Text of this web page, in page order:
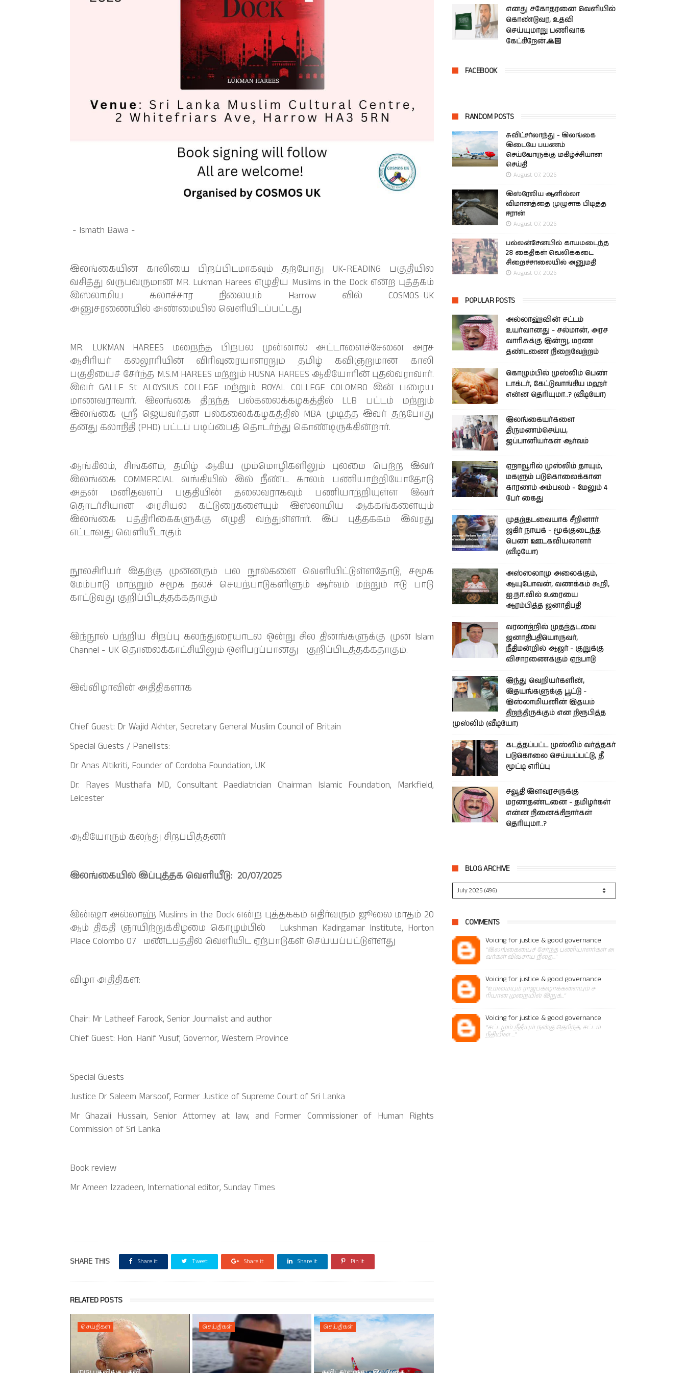
- Ismath Bawa -
இலங்கையின் காலியை பிறப்பிடமாகவும் தற்போது UK-READING பகுதியில்
வசித்து வருபவருமான MR. Lukman Harees எழுதிய Muslims in the Dock என்ற புத்தகம்
இஸ்லாமிய கலாச்சார நிலையம் Harrow வில் COSMOS-UK
அனுசரணையில் அண்மையில் வெளியிடப்பட்டது
MR. LUKMAN HAREES மறைந்த பிறபல முன்னால் அட்டாளைச்சேனை அரச
ஆசிரியர் கல்லூரியின் விரிவுரையாளரறும் தமிழ் கவிஞறுமான காலி
பகுதியைச் சேர்ந்த M.S.M HAREES மற்றும் HUSNA HAREES ஆகியோரின் புதல்வராவார்.
இவர் GALLE St ALOYSIUS COLLEGE மற்றும் ROYAL COLLEGE COLOMBO இன் பழைய
மாணவராவார். இலங்கை திறந்த பல்கலைக்கழகத்தில் LLB பட்டம் மற்றும்
இலங்கை ஸ்ரீ ஜெயவர்தன பல்கலைக்கழகத்தில் MBA முடித்த இவர் தற்போது
தனது கலாநிதி (PHD) பட்டப் படிப்பைத் தொடர்ந்து கொண்டிருக்கின்றார்.
ஆங்கிலம், சிங்களம், தமிழ் ஆகிய மும்மொழிகளிலும் புலமை பெற்ற இவர்
இலங்கை COMMERCIAL வங்கியில் இல் நீண்ட காலம் பணியாற்றியோதோடு
அதன் மனிதவளப் பகுதியின் தலைவராகவும் பணியாற்றியுள்ள இவர்
தொடர்சியான அரசியல் கட்டுரைகளையும் இஸ்லாமிய ஆக்கங்களையும்
இலங்கை பத்திரிகைகளுக்கு எழுதி வந்துள்ளார். இப் புத்தககம் இவரது
எட்டாவது வெளியீடாகும்
நூலசிரியர் இதற்கு முன்னரும் பல நூல்களை வெளியிட்டுள்ளதோடு, சமூக
மேம்பாடு மாற்றும் சமூக நலச் செயற்பாடுகளிளும் ஆர்வம் மற்றும் ஈடு பாடு
காட்டுவது குறிப்பிடத்தக்கதாகும்
இந்நூல் பற்றிய சிறப்பு கலந்துரையாடல் ஒன்று சில தினங்களுக்கு முன் Islam
Channel - UK தொலைக்காட்சியிலும் ஒளிபரப்பானது குறிப்பிடத்தக்கதாகும்.
இவ்விழாவின் அதிதிகளாக
Chief Guest: Dr Wajid Akhter, Secretary General Muslim Council of Britain
Special Guests / Panellists:
Dr Anas Altikriti, Founder of Cordoba Foundation, UK
Dr. Rayes Musthafa MD, Consultant Paediatrician Chairman Islamic Foundation, Markfield,
Leicester
ஆகியோரும் கலந்து சிறப்பித்தனர்
இலங்கையில் இப்புத்தக வெளியீடு: 20/07/2025
இன்ஷா அல்லாஹ் Muslims in the Dock என்ற புத்தககம் எதிர்வரும் ஜூலை மாதம் 20
ஆம் திகதி ஞாயிற்றுக்கிழமை கொழும்பில் Lukshman Kadirgamar Institute, Horton
Place Colombo 07 மண்டபத்தில் வெளியிட ஏற்பாடுகள் செய்யப்பட்டுள்ளது
விழா அதிதிகள்:
Chair: Mr Latheef Farook, Senior Journalist and author
Chief Guest: Hon. Hanif Yusuf, Governor, Western Province
Special Guests
Justice Dr Saleem Marsoof, Former Justice of Supreme Court of Sri Lanka
Mr Ghazali Hussain, Senior Attorney at law, and Former Commissioner of Human Rights
Commission of Sri Lanka
Book review
Mr Ameen Izzadeen, International editor, Sunday Times
SHARE THIS Share it Tweet Share it Share it Pin it
RELATED POSTS
செய்திகள் செய்திகள் செய்திகள்
எனது சகோதரனை வெளியில்
கொண்டுவர, உதவி
செய்யுமாறு பணிவாக
கேட்கிறேன்.🙏🏻
FACEBOOK
RANDOM POSTS
சுவிட்சர்லாந்து - இலங்கை
இடையே பயணம்
செய்வோருக்கு மகிழ்ச்சியான
செய்தி
August 07, 2026
இஸ்ரேலிய ஆளில்லா
விமானத்தை முழுசாக பிடித்த
ஈரான்
August 07, 2026
பல்லன்சேனயில் காயமடைந்த
28 கைதிகள் வெலிக்கடை
சிறைச்சாலையில் அனுமதி
August 07, 2026
POPULAR POSTS
அல்லாஹ்வின் சட்டம்
உயர்வானது - சல்மான், அரச
வாரிசுக்கு இன்று, மரண
தண்டணை நிறைவேற்றம்
கொழும்பில் முஸ்லிம் பெண்
டாக்டர், கேட்டுவாங்கிய மஹர்
என்ன தெரியுமா..? (வீடியோ)
இலங்கையர்களை
திருமணம்செய்ய,
ஜப்பானியர்கள் ஆர்வம்
ஏறாவூரில் முஸ்லிம் தாயும்,
மகளும் படுகொலைக்கான
காரணம் அம்பலம் - மேலும் 4
பேர் கைது
முதற்தடவையாக சீறினார்
ஜகிர் நாயக் - மூக்குடைந்த
பெண் ஊடகவியலாளர்
(வீடியோ)
அஸ்ஸலாமு அலைக்கும்,
ஆயுபோவன், வணக்கம் கூறி,
ஐ.நா.வில் உரையை
ஆரம்பித்த ஜனாதிபதி
வரலாற்றில் முதற்தடவை
ஜனாதிபதியொருவர்,
நீதிமன்றில் ஆஜர் - குறுக்கு
விசாரணைக்கும் ஏற்பாடு
இந்து வெறியர்களின்,
இதயங்களுக்கு பூட்டு -
இஸ்லாமியனின் இதயம்
திறந்திருக்கும் என நிரூபித்த
முஸ்லிம் (வீடியோ)
கடத்தப்பட்ட முஸ்லிம் வர்த்தகர்
படுகொலை செய்யப்பட்டு, தீ
மூட்டி எரிப்பு
சவூதி இளவரசருக்கு
மரணதண்டனை - தமிழர்கள்
என்ன நினைக்கிறார்கள்
தெரியுமா..?
BLOG ARCHIVE
COMMENTS
Voicing for justice & good governance
"இலங்கையைச் சேர்ந்த பணியாளர்கள் அ
வர்கள் விவசாய நிலத..."
Voicing for justice & good governance
"உம்மையும் ராஜபக்‌ஷாக்களையும் ச
ரியான முறையில் இறுக்..."
Voicing for justice & good governance
"சட்டமும் நீதியும் நன்கு தெரிந்த, சட்டம்
நீதியின் ..."